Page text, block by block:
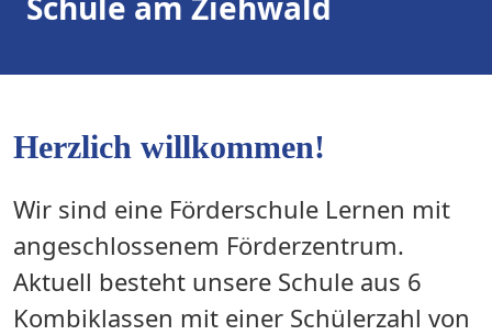
Herzlich willkommen!
Wir sind eine Förderschule Lernen mit
angeschlossenem Förderzentrum.
Aktuell besteht unsere Schule aus 6
Kombiklassen mit einer Schülerzahl von